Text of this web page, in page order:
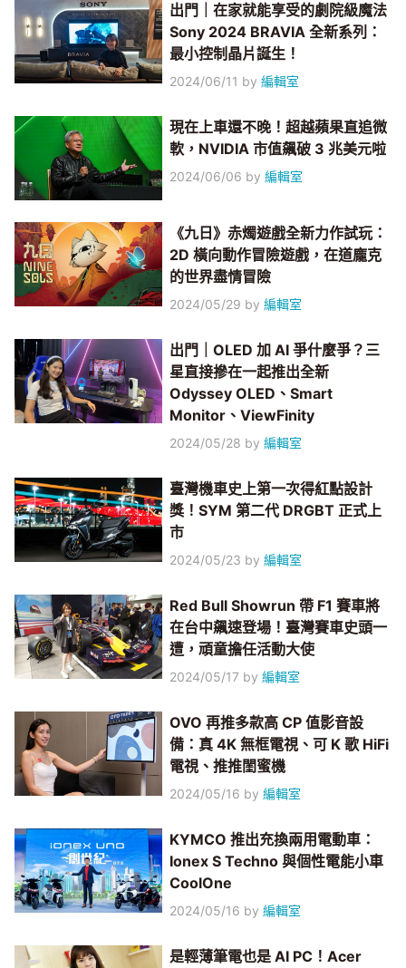
出門｜在家就能享受的劇院級魔法
Sony 2024 BRAVIA 全新系列：
最小控制晶片誕生！
2024/06/11 by編輯室
現在上車還不晚！超越蘋果直追微
軟，NVIDIA 市值飆破 3 兆美元啦
2024/06/06 by編輯室
《九日》赤燭遊戲全新力作試玩：
2D 橫向動作冒險遊戲，在道龐克
的世界盡情冒險
2024/05/29 by編輯室
出門｜OLED 加 AI 爭什麼爭？三
星直接摻在一起推出全新
Odyssey OLED、Smart
Monitor、ViewFinity
2024/05/28 by編輯室
臺灣機車史上第一次得紅點設計
獎！SYM 第二代 DRGBT 正式上
市
2024/05/23 by編輯室
Red Bull Showrun 帶 F1 賽車將
在台中飆速登場！臺灣賽車史頭一
遭，頑童擔任活動大使
2024/05/17 by編輯室
OVO 再推多款高 CP 值影音設
備：真 4K 無框電視、可 K 歌 HiFi
電視、推推閨蜜機
2024/05/16 by編輯室
KYMCO 推出充換兩用電動車：
Ionex S Techno 與個性電能小車
CoolOne
2024/05/16 by編輯室
是輕薄筆電也是 AI PC！Acer